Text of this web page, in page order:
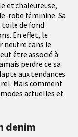
et chaleureuse,
robe féminine. Sa
toile de fond
En effet, le
neutre dans le
être associé à
perdre de sa
aux tendances
Mais comment
actuelles et
denim